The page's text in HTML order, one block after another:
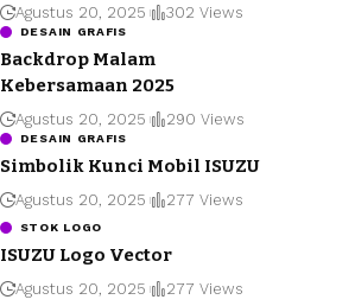
Agustus 20, 2025 302 Views
DESAIN GRAFIS
Backdrop Malam
Kebersamaan 2025
Agustus 20, 2025 290 Views
DESAIN GRAFIS
Simbolik Kunci Mobil ISUZU
Agustus 20, 2025 277 Views
STOK LOGO
ISUZU Logo Vector
Agustus 20, 2025 277 Views